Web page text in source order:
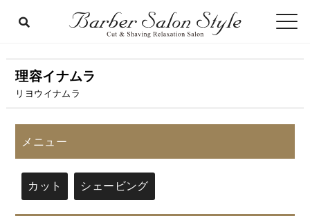
理容イナムラ
リヨウイナムラ
メニュー
カット シェービング